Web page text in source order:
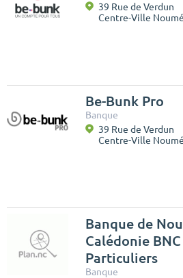
39 Rue de Verdun
Centre-Ville
Be-Bunk Pro
Banque
39 Rue de Verdun
Centre-Ville
Banque de
Calédonie
Particuliers
Banque